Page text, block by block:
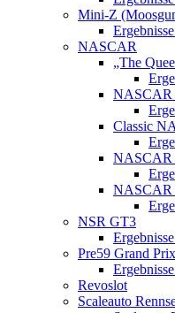
Mini-Z
NASCAR
„The
NASCAR
Classic
NASCAR
NASCAR
NSR GT3
Pre59 Grand
Revoslot
Scaleauto